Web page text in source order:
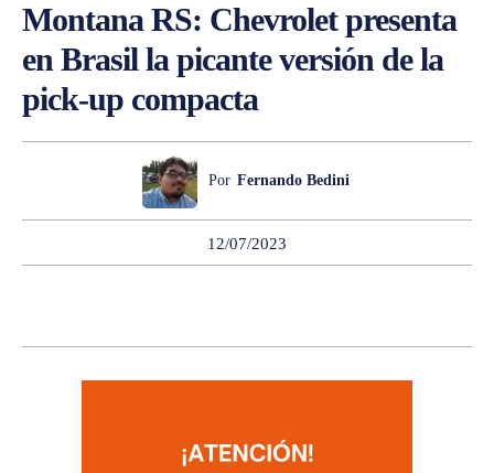
Montana RS: Chevrolet presenta
en Brasil la picante versión de la
pick-up compacta
Por Fernando Bedini
12/07/2023